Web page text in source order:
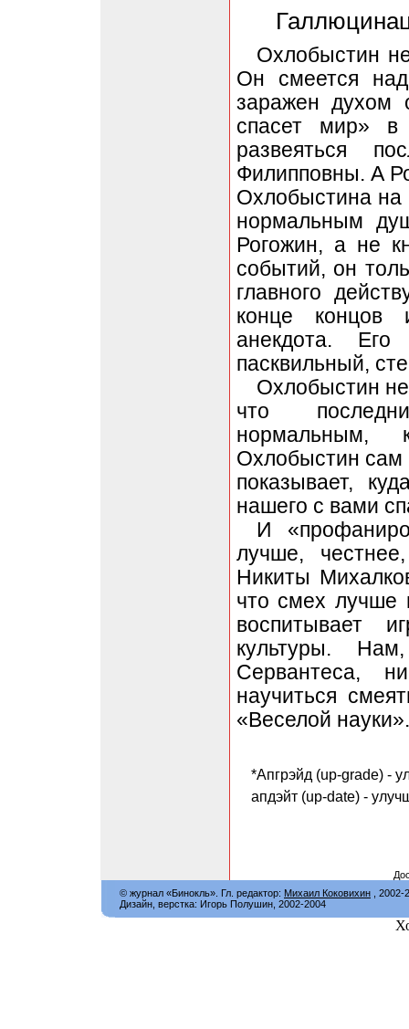
Охлобыстин
Он смеется
заражен духом
спасет мир» в
развеяться
Филипповны. А
Охлобыстина на
нормальным
Рогожин, а не
событий, он
главного
конце концов
анекдота.
пасквильный,
Охлобыстин
что
нормальным,
Охлобыстин сам
показывает,
нашего с вами
И
лучше,
Никиты
что смех лучше
воспитывает
культуры.
Сервантеса,
научиться
«Веселой науки».
*Апгрэйд (up-grade) -
апдэйт (up-date) -
© журнал «Бинокль». Гл. редактор: Михаил Коковихин , 2002-
Дизайн, верстка: Игорь Полушин, 2002-2004